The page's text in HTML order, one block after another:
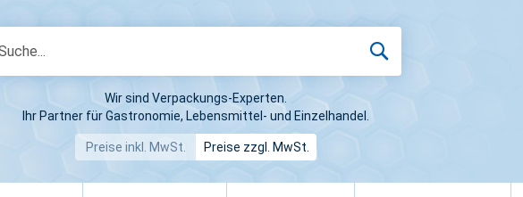
Wir sind Verpackungs-Experten.
Ihr Partner für Gastronomie, Lebensmittel- und Einzelhandel.
Preise inkl. MwSt. Preise zzgl. MwSt.